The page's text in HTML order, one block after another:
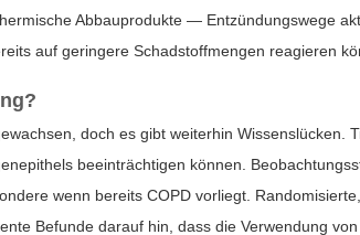
Abbauprodukte — Entzündungswege
auf geringere Schadstoffmengen reagieren
doch es gibt weiterhin Wissenslücken.
beeinträchtigen können.
wenn bereits COPD vorliegt.
Befunde darauf hin, dass die Verwendung